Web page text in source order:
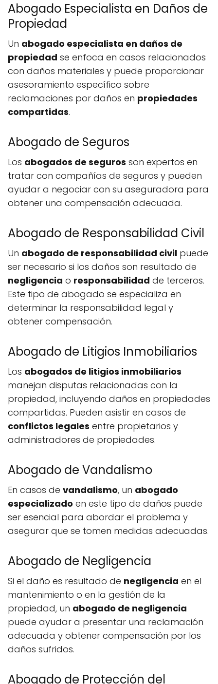
Abogado Especialista en Daños de
Propiedad
Un abogado especialista en daños de
propiedad se enfoca en casos relacionados
con daños materiales y puede proporcionar
asesoramiento específico sobre
reclamaciones por daños en propiedades
compartidas.
Abogado de Seguros
Los abogados de seguros son expertos en
tratar con compañías de seguros y pueden
ayudar a negociar con su aseguradora para
obtener una compensación adecuada.
Abogado de Responsabilidad Civil
Un abogado de responsabilidad civil puede
ser necesario si los daños son resultado de
negligencia o responsabilidad de terceros.
Este tipo de abogado se especializa en
determinar la responsabilidad legal y
obtener compensación.
Abogado de Litigios Inmobiliarios
Los abogados de litigios inmobiliarios
manejan disputas relacionadas con la
propiedad, incluyendo daños en propiedades
compartidas. Pueden asistir en casos de
conflictos legales entre propietarios y
administradores de propiedades.
Abogado de Vandalismo
En casos de vandalismo, un abogado
especializado en este tipo de daños puede
ser esencial para abordar el problema y
asegurar que se tomen medidas adecuadas.
Abogado de Negligencia
Si el daño es resultado de negligencia en el
mantenimiento o en la gestión de la
propiedad, un abogado de negligencia
puede ayudar a presentar una reclamación
adecuada y obtener compensación por los
daños sufridos.
Abogado de Protección del